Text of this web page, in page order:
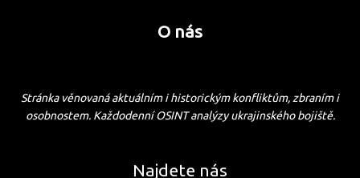
O nás
Stránka věnovaná aktuálním i historickým konfliktům, zbraním i
osobnostem. Každodenní OSINT analýzy ukrajinského bojiště.
Najdete nás